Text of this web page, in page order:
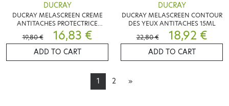
DUCRAY
DUCRAY MELASCREEN CREME
ANTITACHES PROTECTRICE
SPF50+ 50ML
19,80 € 16,83 €
ADD TO CART
DUCRAY
DUCRAY MELASCREEN CONTOUR
DES YEUX ANTITACHES 15ML
22,80 €
18,92 €
ADD TO CART
1 2 »